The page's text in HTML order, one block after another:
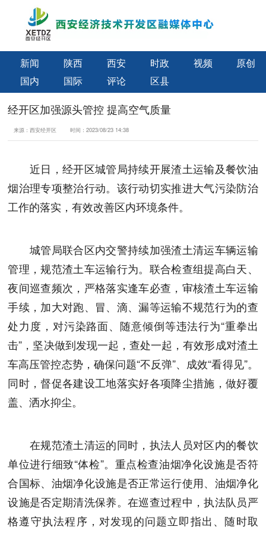
新闻 陕西 西安 时政 视频
原创
国内
国际 评论 区县
经开区加强源头管控 提高空气质量
来源：西安经开区 时间：2023/08/23 14:38
近日，经开区城管局持续开展渣土运输及餐饮油
烟治理专项整治行动。该行动切实推进大气污染防治
工作的落实，有效改善区内环境条件。
城管局联合区内交警持续加强渣土清运车辆运输
管理，规范渣土车运输行为。联合检查组提高白天、
夜间巡查频次，严格落实逢车必查，审核渣土车运输
手续，加大对跑、冒、滴、漏等运输不规范行为的查
处力度，对污染路面、随意倾倒等违法行为“重拳出
击”，坚决做到发现一起，查处一起，有效形成对渣土
车高压管控态势，确保问题“不反弹”、成效“看得见”。
同时，督促各建设工地落实好各项降尘措施，做好覆
盖、洒水抑尘。
在规范渣土清运的同时，执法人员对区内的餐饮
单位进行细致“体检”。重点检查油烟净化设施是否符
合国标、油烟净化设施是否正常运行使用、油烟净化
设施是否定期清洗保养。在巡查过程中，执法队员严
格遵守执法程序，对发现的问题立即指出、随时取